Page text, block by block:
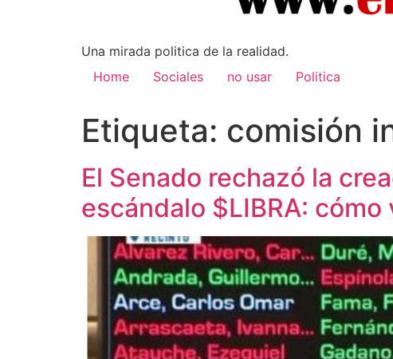
Una mirada poli­tica de la realidad.
Home
Sociales no usar Politica
Etiqueta: comisión
El Senado rechazó la
escándalo $LIBRA: cómo